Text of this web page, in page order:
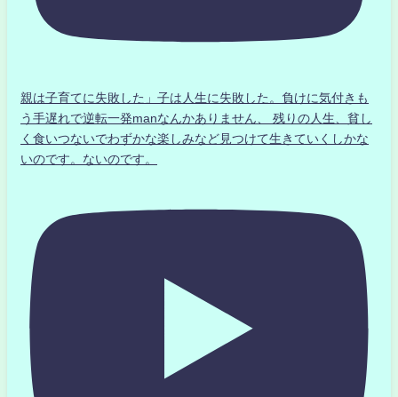
親は子育てに失敗した」子は人生に失敗した。負けに気付きも
う手遅れで逆転一発manなんかありません、 残りの人生、貧し
く食いつないでわずかな楽しみなど見つけて生きていくしかな
いのです。ないのです。